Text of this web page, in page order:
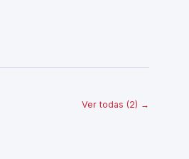
Ver todas (2) →